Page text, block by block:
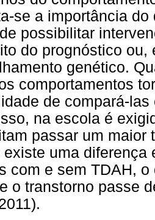
se a importância
possibilitar
do prognóstico
genético.
comportamentos
de compará-
na escola é
passar um maior
existe uma diferença
com e sem TDAH,
o transtorno passe